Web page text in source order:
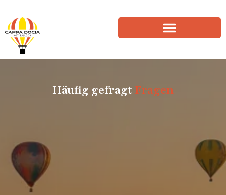
Häufig gefragt Fragen